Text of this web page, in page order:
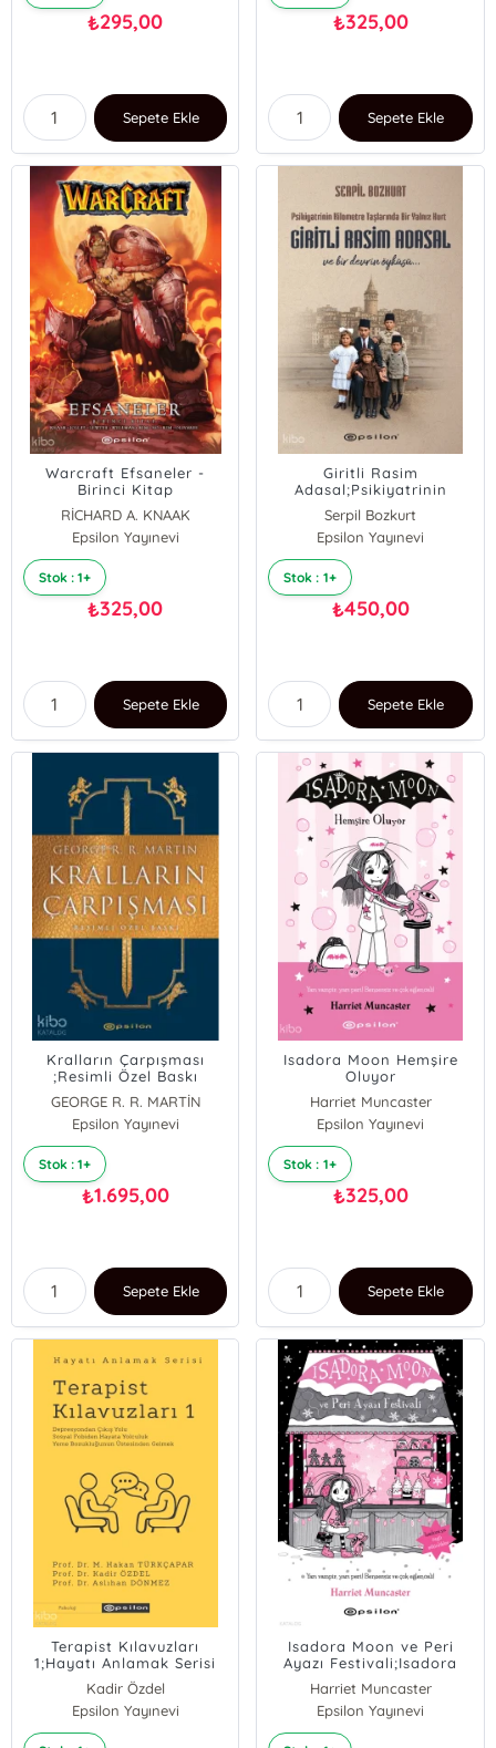
₺295,00
Sepete Ekle
₺325,00
Sepete Ekle
Warcraft Efsaneler -
Birinci Kitap
RİCHARD A. KNAAK
Epsilon Yayınevi
Stok : 1+
₺325,00
Sepete Ekle
Giritli Rasim
Adasal;Psikiyatrinin
Kilometre Taşlarında Bir
Yalnız Kurt
Serpil Bozkurt
Epsilon Yayınevi
Stok : 1+
₺450,00
Sepete Ekle
Kralların Çarpışması
;Resimli Özel Baskı
GEORGE R. R. MARTİN
Epsilon Yayınevi
Stok : 1+
₺1.695,00
Sepete Ekle
Isadora Moon Hemşire
Oluyor
Harriet Muncaster
Epsilon Yayınevi
Stok : 1+
₺325,00
Sepete Ekle
Terapist Kılavuzları
1;Hayatı Anlamak Serisi
Kadir Özdel
Aslıhan Dönmez
Mehmet Hakan Türkçapar
Epsilon Yayınevi
Isadora Moon ve Peri
Ayazı Festivali;Isadora
Harriet Muncaster
Epsilon Yayınevi